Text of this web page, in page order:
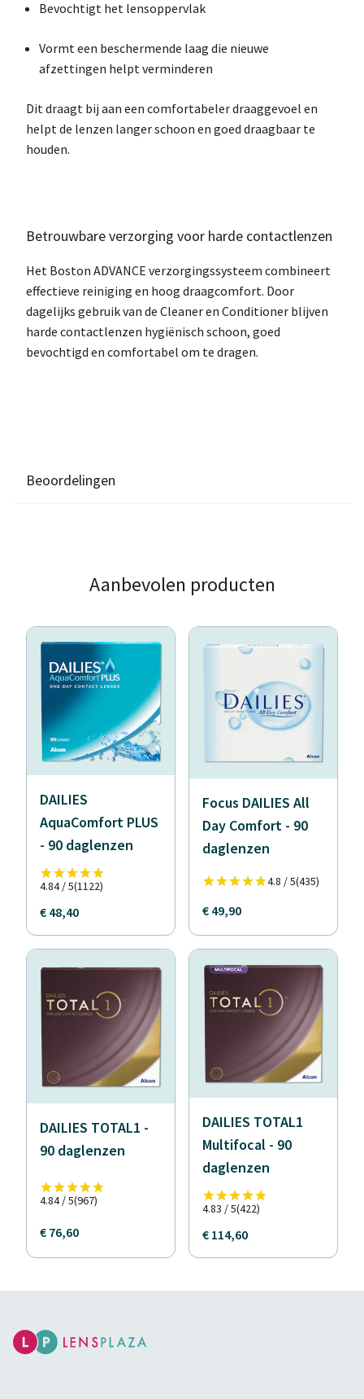
Bevochtigt het lensoppervlak
Vormt een beschermende laag die nieuwe
afzettingen helpt verminderen
Dit draagt bij aan een comfortabeler draaggevoel en
helpt de lenzen langer schoon en goed draagbaar te
houden.
Betrouwbare verzorging voor harde contactlenzen
Het Boston ADVANCE verzorgingssysteem combineert
effectieve reiniging en hoog draagcomfort. Door
dagelijks gebruik van de Cleaner en Conditioner blijven
harde contactlenzen hygiënisch schoon, goed
bevochtigd en comfortabel om te dragen.
Beoordelingen
Aanbevolen producten
DAILIES
AquaComfort PLUS
- 90 daglenzen
4.84 / 5(1122)
€ 48,40
Focus DAILIES All
Day Comfort - 90
daglenzen
4.8 / 5(435)
€ 49,90
DAILIES TOTAL1 -
90 daglenzen
4.84 / 5(967)
€ 76,60
DAILIES TOTAL1
Multifocal - 90
daglenzen
4.83 / 5(422)
€ 114,60